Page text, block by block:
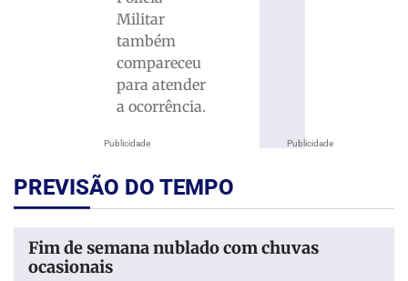
Publicidade
Militar
também
compareceu
para atender
a ocorrência.
Publicidade
PREVISÃO DO TEMPO
Fim de semana nublado com chuvas
ocasionais